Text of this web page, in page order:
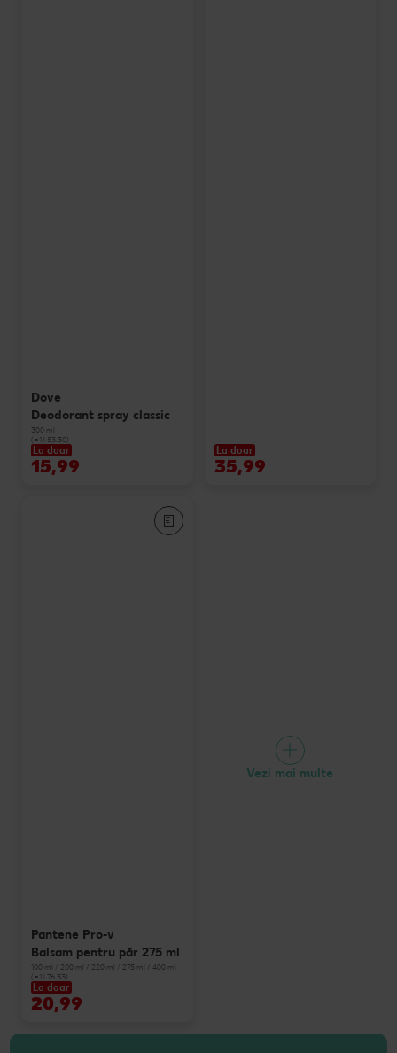
Dove
Deodorant spray classic
300 ml
(=1 l 53.30)
La doar
15,99
La doar
35,99
Pantene Pro-v
Balsam pentru păr 275 ml
100 ml / 200 ml / 220 ml / 275 ml / 400 ml
(=1 l 76.33)
La doar
20,99
Vezi mai multe